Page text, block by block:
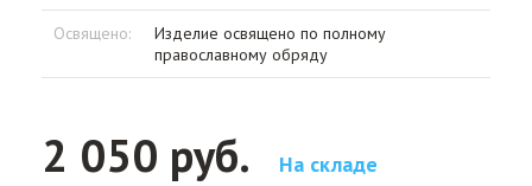
Освящено:
Изделие освящено по полному
православному обряду
2 050 руб. На складе